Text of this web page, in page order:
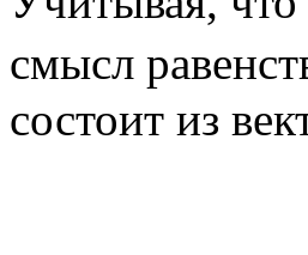
смысл
состоит из